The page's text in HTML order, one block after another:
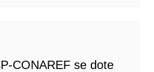
CONAREF se dote